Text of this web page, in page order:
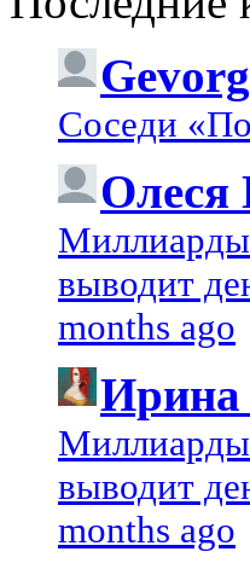
Соседи
Олеся
Миллиарды
выводит
months ago
Ирина
Миллиарды
выводит
months ago